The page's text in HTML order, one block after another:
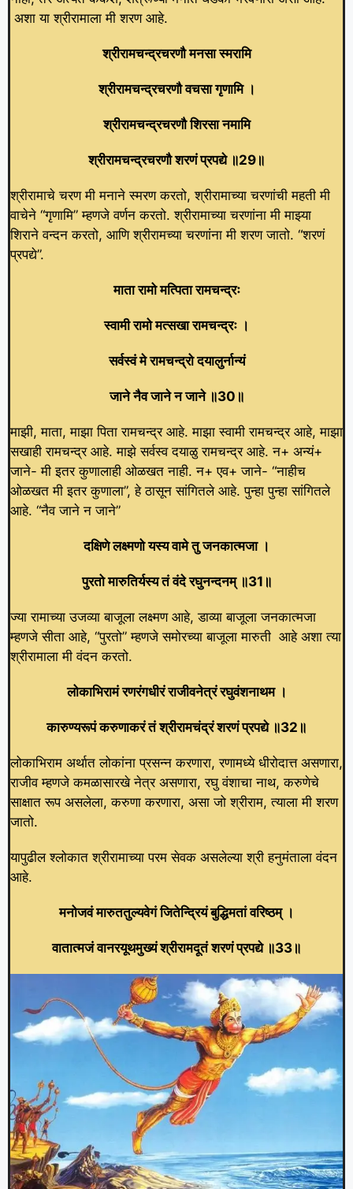
अशा या श्रीरामाला मी शरण आहे.
श्रीरामचन्द्रचरणौ मनसा स्मरामि
श्रीरामचन्द्रचरणौ वचसा गृणामि ।
श्रीरामचन्द्रचरणौ शिरसा नमामि
श्रीरामचन्द्रचरणौ शरणं प्रपद्ये ॥29॥
श्रीरामाचे चरण मी मनाने स्मरण करतो, श्रीरामाच्या चरणांची महती मी
वाचेने “गृणामि” म्हणजे वर्णन करतो. श्रीरामाच्या चरणांना मी माझ्या
शिराने वन्दन करतो, आणि श्रीरामच्या चरणांना मी शरण जातो. “शरणं
प्रपद्ये”.
माता रामो मत्पिता रामचन्द्रः
स्वामी रामो मत्सखा रामचन्द्रः ।
सर्वस्वं मे रामचन्द्रो दयालुर्नान्यं
जाने नैव जाने न जाने ॥30॥
माझी, माता, माझा पिता रामचन्द्र आहे. माझा स्वामी रामचन्द्र आहे, माझा
सखाही रामचन्द्र आहे. माझे सर्वस्व दयाळु रामचन्द्र आहे. न+ अन्यं+
जाने- मी इतर कुणालाही ओळखत नाही. न+ एव+ जाने- “नाहीच
ओळखत मी इतर कुणाला”, हे ठासून सांगितले आहे. पुन्हा पुन्हा सांगितले
आहे. “नैव जाने न जाने”
दक्षिणे लक्ष्मणो यस्य वामे तु जनकात्मजा ।
पुरतो मारुतिर्यस्य तं वंदे रघुनन्दनम्‌ ॥31॥
ज्या रामाच्या उजव्या बाजूला लक्ष्मण आहे, डाव्या बाजूला जनकात्मजा
म्हणजे सीता आहे, “पुरतो” म्हणजे समोरच्या बाजूला मारुती आहे अशा त्या
श्रीरामाला मी वंदन करतो.
लोकाभिरामं रणरंगधीरं राजीवनेत्रं रघुवंशनाथम ।
कारुण्यरूपं करुणाकरं तं श्रीरामचंद्रं शरणं प्रपद्ये ॥32॥
लोकाभिराम अर्थात लोकांना प्रसन्न करणारा, रणामध्ये धीरोदात्त असणारा,
राजीव म्हणजे कमळासारखे नेत्र असणारा, रघु वंशाचा नाथ, करुणेचे
साक्षात रूप असलेला, करुणा करणारा, असा जो श्रीराम, त्याला मी शरण
जातो.
यापुढील श्लोकात श्रीरामाच्या परम सेवक असलेल्या श्री हनुमंताला वंदन
आहे.
मनोजवं मारुततुल्यवेगं जितेन्द्रियं बुद्धिमतां वरिष्ठम्‌ ।
वातात्मजं वानरयूथमुख्यं श्रीरामदूतं शरणं प्रपद्ये ॥33॥